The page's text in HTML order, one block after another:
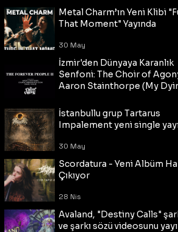
Metal Charm’ın Yeni Klibi
That Moment" Yayında
30 May
İzmir'den Dünyaya Karanlık
Senfoni: The Choir of
Aaron Stainthorpe (My
Tekli!
30 May
İstanbullu grup Tartarus
Impalement yeni single
30 May
Scordatura - Yeni Albüm
Çıkıyor
28 Nis
Avaland, "Destiny Calls"
ve şarkı sözü videosunu